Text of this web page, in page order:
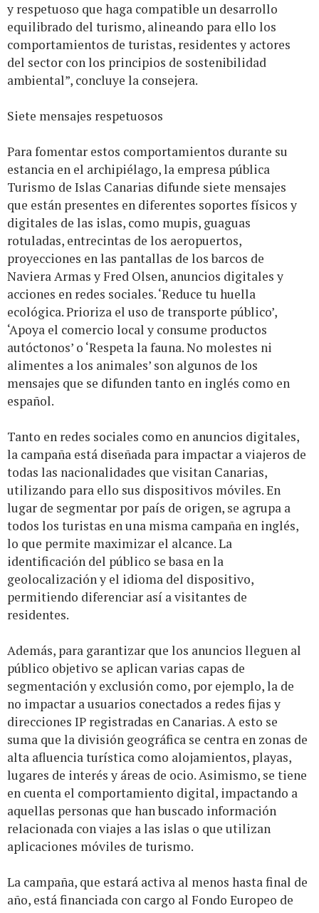
y respetuoso que haga compatible un desarrollo
equilibrado del turismo, alineando para ello los
comportamientos de turistas, residentes y actores
del sector con los principios de sostenibilidad
ambiental”, concluye la consejera.
Siete mensajes respetuosos
Para fomentar estos comportamientos durante su
estancia en el archipiélago, la empresa pública
Turismo de Islas Canarias difunde siete mensajes
que están presentes en diferentes soportes físicos y
digitales de las islas, como mupis, guaguas
rotuladas, entrecintas de los aeropuertos,
proyecciones en las pantallas de los barcos de
Naviera Armas y Fred Olsen, anuncios digitales y
acciones en redes sociales. ‘Reduce tu huella
ecológica. Prioriza el uso de transporte público’,
‘Apoya el comercio local y consume productos
autóctonos’ o ‘Respeta la fauna. No molestes ni
alimentes a los animales’ son algunos de los
mensajes que se difunden tanto en inglés como en
español.
Tanto en redes sociales como en anuncios digitales,
la campaña está diseñada para impactar a viajeros de
todas las nacionalidades que visitan Canarias,
utilizando para ello sus dispositivos móviles. En
lugar de segmentar por país de origen, se agrupa a
todos los turistas en una misma campaña en inglés,
lo que permite maximizar el alcance. La
identificación del público se basa en la
geolocalización y el idioma del dispositivo,
permitiendo diferenciar así a visitantes de
residentes.
Además, para garantizar que los anuncios lleguen al
público objetivo se aplican varias capas de
segmentación y exclusión como, por ejemplo, la de
no impactar a usuarios conectados a redes fijas y
direcciones IP registradas en Canarias. A esto se
suma que la división geográfica se centra en zonas de
alta afluencia turística como alojamientos, playas,
lugares de interés y áreas de ocio. Asimismo, se tiene
en cuenta el comportamiento digital, impactando a
aquellas personas que han buscado información
relacionada con viajes a las islas o que utilizan
aplicaciones móviles de turismo.
La campaña, que estará activa al menos hasta final de
año, está financiada con cargo al Fondo Europeo de